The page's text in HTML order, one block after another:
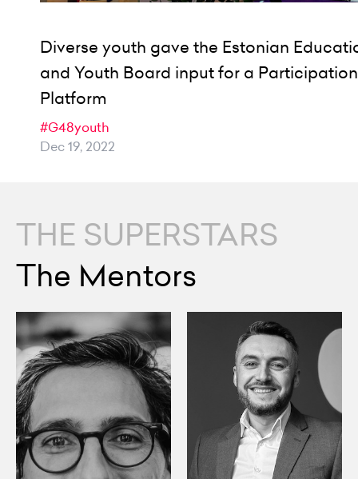
Diverse youth gave the Estonian
and Youth Board input for a
Platform
#G48youth
Dec 19, 2022
THE SUPERSTARS
The Mentors